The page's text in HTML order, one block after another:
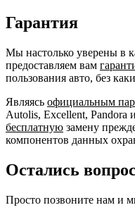
Гарантия
Мы настолько уверены в
предоставляем вам
пользования авто, без
Являясь официальным
Autolis, Excellent, Pandora
бесплатную замену
компонентов данных
Остались
Просто позвоните нам и